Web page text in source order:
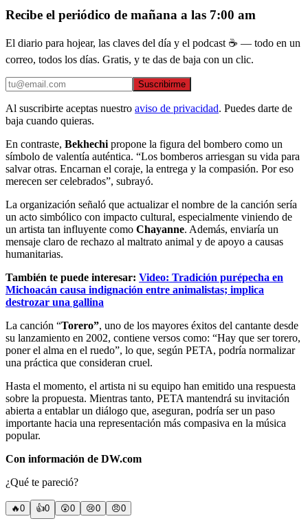
Recibe el periódico de mañana a las 7:00 am
El diario para hojear, las claves del día y el podcast ☕ — todo en un
correo, todos los días. Gratis, y te das de baja con un clic.
Suscribirme
Al suscribirte aceptas nuestro aviso de privacidad. Puedes darte de
baja cuando quieras.
En contraste, Bekhechi propone la figura del bombero como un
símbolo de valentía auténtica. “Los bomberos arriesgan su vida para
salvar otras. Encarnan el coraje, la entrega y la compasión. Por eso
merecen ser celebrados”, subrayó.
La organización señaló que actualizar el nombre de la canción sería
un acto simbólico con impacto cultural, especialmente viniendo de
un artista tan influyente como Chayanne. Además, enviaría un
mensaje claro de rechazo al maltrato animal y de apoyo a causas
humanitarias.
También te puede interesar: Video: Tradición purépecha en
Michoacán causa indignación entre animalistas; implica
destrozar una gallina
La canción “Torero”, uno de los mayores éxitos del cantante desde
su lanzamiento en 2002, contiene versos como: “Hay que ser torero,
poner el alma en el ruedo”, lo que, según PETA, podría normalizar
una práctica que consideran cruel.
Hasta el momento, el artista ni su equipo han emitido una respuesta
sobre la propuesta. Mientras tanto, PETA mantendrá su invitación
abierta a entablar un diálogo que, aseguran, podría ser un paso
importante hacia una representación más compasiva en la música
popular.
Con información de DW.com
¿Qué te pareció?
🔥0 👍0 😲0 😢0 😠0